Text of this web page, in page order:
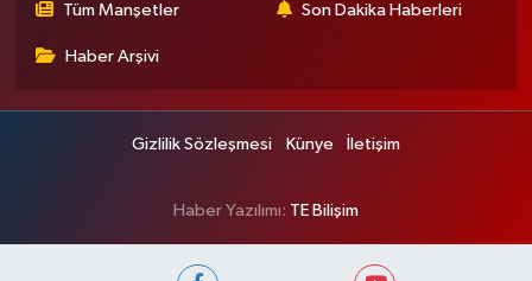
Tüm Manşetler Son Dakika Haberleri
Haber Arşivi
Gizlilik Sözleşmesi Künye İletişim
Haber Yazılımı: TE Bilişim